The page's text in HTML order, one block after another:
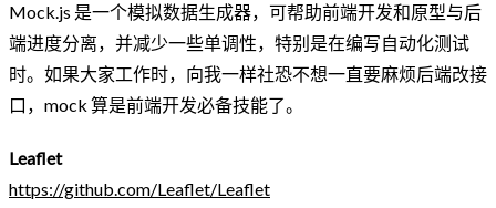
Mock.js 是一个模拟数据生成器，可帮助前端开发和原型与后
端进度分离，并减少一些单调性，特别是在编写自动化测试
时。如果大家工作时，向我一样社恐不想一直要麻烦后端改接
口，mock 算是前端开发必备技能了。
Leaflet
https://github.com/Leaflet/Leaflet